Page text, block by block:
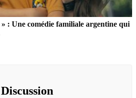
: Une comédie familiale argentine qui
Discussion